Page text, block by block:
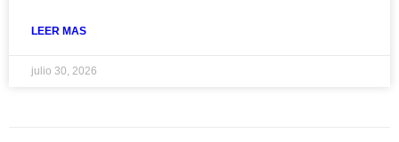
LEER MAS
julio 30, 2026